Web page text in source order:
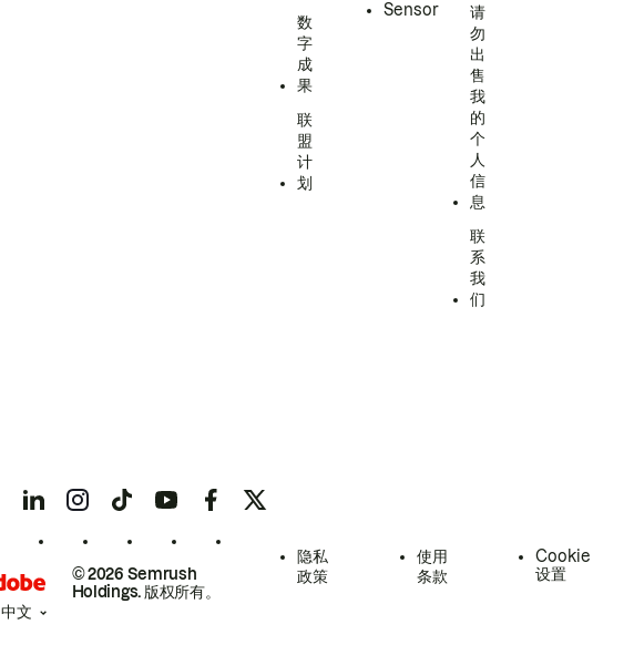
数
字
成
果
联
盟
计
划
Sensor
请
勿
出
售
我
的
个
人
信
息
联
系
我
们
© 2026 Semrush
Holdings. 版权所有。
隐私
政策
使用
条款
Cookie
设置
中文